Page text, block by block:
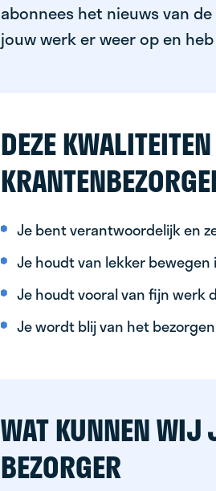
abonnees het nieuws van
jouw werk er weer op en
DEZE
Je bent verantwoordelijk en
Je houdt van lekker
Je houdt vooral van fijn werk
Je wordt blij van het
WAT KUNNEN WIJ
BEZORGER